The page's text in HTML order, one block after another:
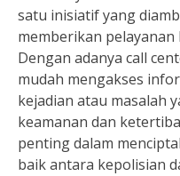
satu inisiatif yang
memberikan
Dengan adanya call
mudah mengakses
kejadian atau masalah
keamanan dan
penting dalam
baik antara kepolisian